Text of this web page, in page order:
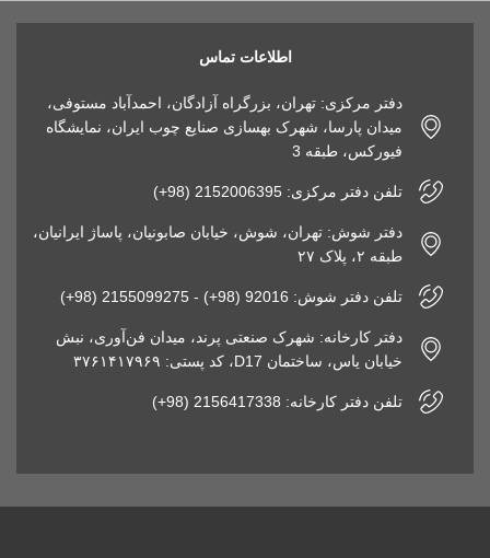
اطلاعات تماس
دفتر مرکزی: تهران، بزرگراه آزادگان، احمدآباد مستوفی،
میدان پارسا، شهرک بهسازی صنایع چوب ایران، نمایشگاه
فیورکس، طبقه 3
تلفن دفتر مرکزی: 2152006395 (98+)
دفتر شوش: تهران، شوش، خیابان صابونیان، پاساژ ایرانیان،
طبقه ۲، پلاک ۲۷
تلفن دفتر شوش: 92016 (98+) - 2155099275 (98+)
دفتر کارخانه: شهرک صنعتی پرند، میدان فن‌آوری، نبش
خیابان یاس، ساختمان D17، کد پستی: ۳۷۶۱۴۱۷۹۶۹
تلفن دفتر کارخانه: 2156417338 (98+)